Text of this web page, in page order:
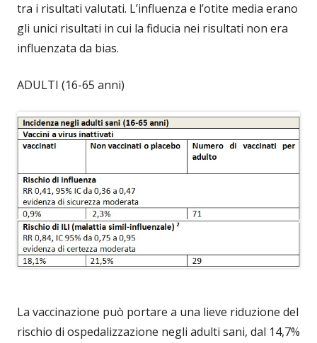
tra i risultati valutati. L’influenza e l’otite media erano
gli unici risultati in cui la fiducia nei risultati non era
influenzata da bias.
ADULTI (16-65 anni)
La vaccinazione può portare a una lieve riduzione del
rischio di ospedalizzazione negli adulti sani, dal 14,7%